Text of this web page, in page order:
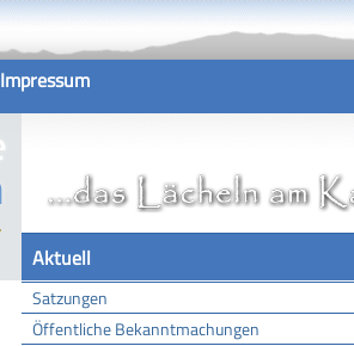
Impressum
Aktuell
Satzungen
Öffentliche Bekanntmachungen